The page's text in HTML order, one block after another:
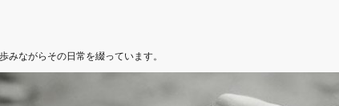
ながらその日常を綴っています。